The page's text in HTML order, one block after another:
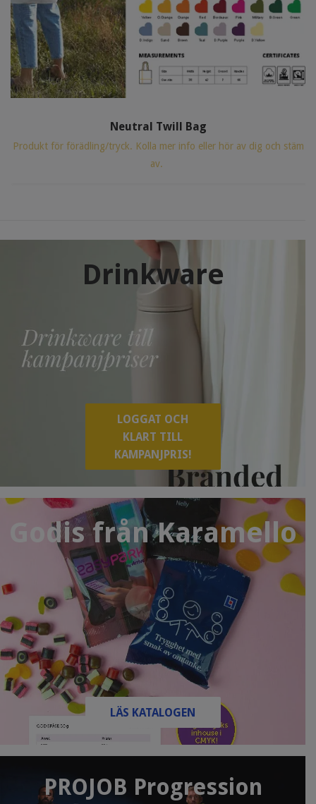
Drinkware
LOGGAT OCH
KLART TILL
KAMPANJPRIS!
Godis från Karamello
LÄS KATALOGEN
PROJOB Progression
Neutral Twill Bag
Produkt för förädling/tryck. Kolla mer info eller hör av dig och stäm
av.